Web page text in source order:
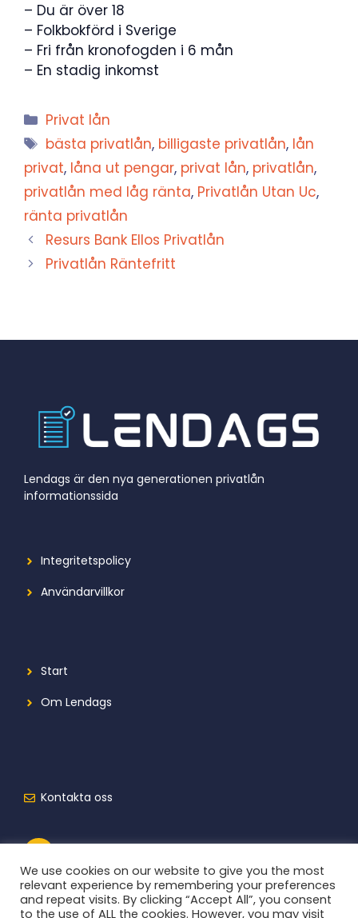
– Du är över 18
– Folkbokförd i Sverige
– Fri från kronofogden i 6 mån
– En stadig inkomst
Kategorier
Privat lån
Etiketter
bästa privatlån, billigaste privatlån, lån
privat, låna ut pengar, privat lån, privatlån,
privatlån med låg ränta, Privatlån Utan Uc,
ränta privatlån
Resurs Bank Ellos Privatlån
Privatlån Räntefritt
Lendags är den nya generationen privatlån
informationssida
Integritetspolicy
Användarvillkor
Start
Om Lendags
Kontakta oss
We use cookies on our website to give you the most
relevant experience by remembering your preferences
and repeat visits. By clicking “Accept All”, you consent
to the use of ALL the cookies. However, you may visit